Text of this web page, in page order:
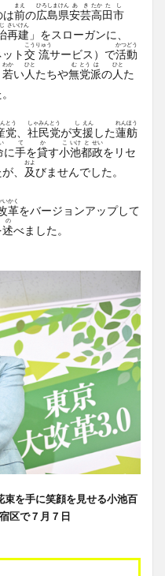
は前
まえ
の広
ひろ
島
しま
県
けん
安
あ
芸
き
高
たか
田
た
市
し
じ
再
さい
建
けん
」をスローガンに、
ット交
こう
流
りゅう
サービス）で活
かつ
動
どう
若
わか
い人
ひと
たちや無
む
党
とう
派
は
の人
ひと
た
党
とう
社
しゃ
民
みん
党
とう
が支
し
援
えん
した蓮
れん
舫
ほう
に手
て
を貸
か
す小
こ
池
いけ
都
と
政
せい
をリセ
、 及
およ
びませんでした。
い
革
かく
をバージョンアップして
述
の
べました。
を手に笑顔を見せる小池百
区で７月７日